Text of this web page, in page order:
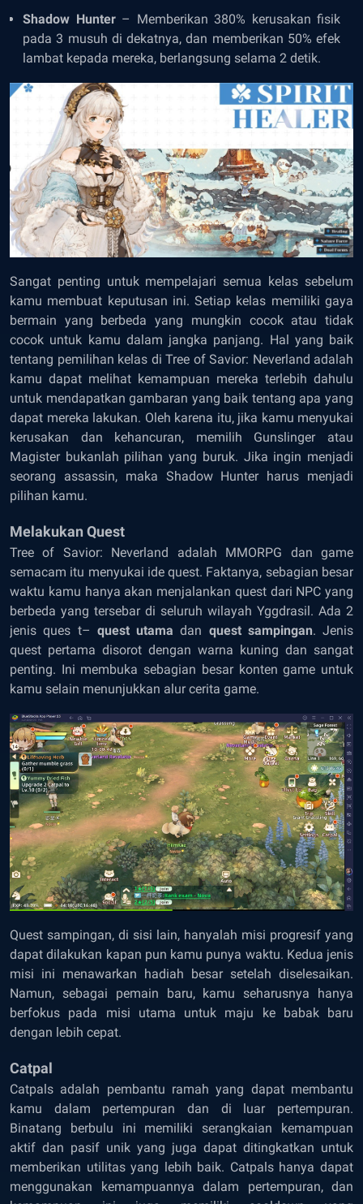
Shadow Hunter– Memberikan 380% kerusakan fisik
pada 3 musuh di dekatnya, dan memberikan 50% efek
lambat kepada mereka, berlangsung selama 2 detik.
Sangat penting untuk mempelajari semua kelas sebelum
kamu membuat keputusan ini. Setiap kelas memiliki gaya
bermain yang berbeda yang mungkin cocok atau tidak
cocok untuk kamu dalam jangka panjang. Hal yang baik
tentang pemilihan kelas di Tree of Savior: Neverland adalah
kamu dapat melihat kemampuan mereka terlebih dahulu
untuk mendapatkan gambaran yang baik tentang apa yang
dapat mereka lakukan. Oleh karena itu, jika kamu menyukai
kerusakan dan kehancuran, memilih Gunslinger atau
Magister bukanlah pilihan yang buruk. Jika ingin menjadi
seorang assassin, maka Shadow Hunter harus menjadi
pilihan kamu.
Melakukan Quest
Tree of Savior: Neverland adalah MMORPG dan game
semacam itu menyukai ide quest. Faktanya, sebagian besar
waktu kamu hanya akan menjalankan quest dari NPC yang
berbeda yang tersebar di seluruh wilayah Yggdrasil. Ada 2
jenis ques t– quest utama dan quest sampingan. Jenis
quest pertama disorot dengan warna kuning dan sangat
penting. Ini membuka sebagian besar konten game untuk
kamu selain menunjukkan alur cerita game.
Quest sampingan, di sisi lain, hanyalah misi progresif yang
dapat dilakukan kapan pun kamu punya waktu. Kedua jenis
misi ini menawarkan hadiah besar setelah diselesaikan.
Namun, sebagai pemain baru, kamu seharusnya hanya
berfokus pada misi utama untuk maju ke babak baru
dengan lebih cepat.
Catpal
Catpals adalah pembantu ramah yang dapat membantu
kamu dalam pertempuran dan di luar pertempuran.
Binatang berbulu ini memiliki serangkaian kemampuan
aktif dan pasif unik yang juga dapat ditingkatkan untuk
memberikan utilitas yang lebih baik. Catpals hanya dapat
menggunakan kemampuannya dalam pertempuran, dan